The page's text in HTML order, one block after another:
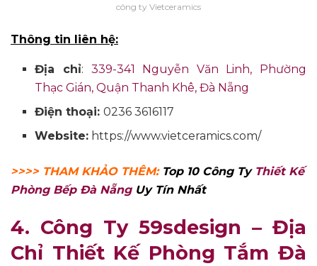
công ty Vietceramics
Thông tin liên hệ:
Địa chỉ: 339-341 Nguyễn Văn Linh, Phường
Thạc Gián, Quận Thanh Khê, Đà Nẵng
Điện thoại:0236 3616117
Website: https://www.vietceramics.com/
>>>> THAM KHẢO THÊM: Top 10 Công Ty Thiết Kế
Phòng Bếp Đà Nẵng Uy Tín Nhất
4. Công Ty 59sdesign – Địa
Chỉ Thiết Kế Phòng Tắm Đà